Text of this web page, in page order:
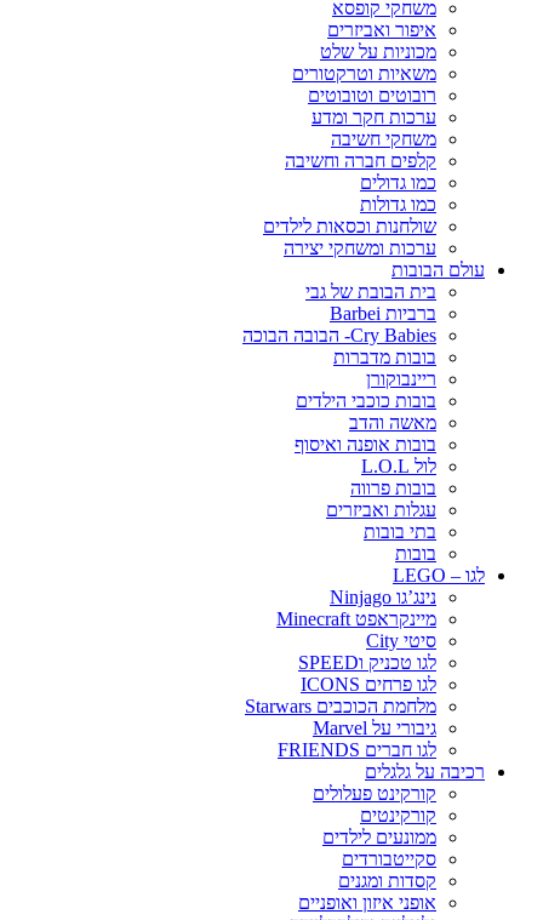
משחקי קופסא
איפור ואביזרים
מכוניות על שלט
משאיות וטרקטורים
רובוטים וטובוטים
ערכות חקר ומדע
משחקי חשיבה
קלפים חברה וחשיבה
כמו גדולים
כמו גדולות
שולחנות וכסאות לילדים
ערכות ומשחקי יצירה
עולם הבובות
בית הבובת של גבי
ברביות Barbei
Cry Babies- הבובה הבוכה
בובות מדברות
ריינבוקורן
בובות כוכבי הילדים
מאשה והדב
בובות אופנה ואיסוף
לול L.O.L
בובות פרווה
עגלות ואביזרים
בתי בובות
בובות
לגו – LEGO
נינג’גו Ninjago
מיינקראפט Minecraft
סיטי City
לגו טכניק וSPEED
לגו פרחים ICONS
מלחמת הכוכבים Starwars
גיבורי על Marvel
לגו חברים FRIENDS
רכיבה על גלגלים
קורקינט פעלולים
קורקינטים
ממונעים לילדים
סקייטבורדים
קסדות ומגנים
אופני איזון ואופניים